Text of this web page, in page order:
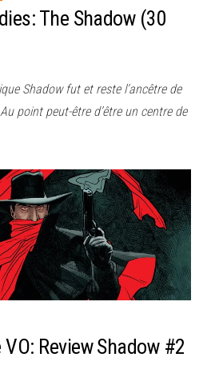
The Shadow (30
Shadow fut et reste l’ancêtre de
point peut-être d’être un centre de
Review Shadow #2